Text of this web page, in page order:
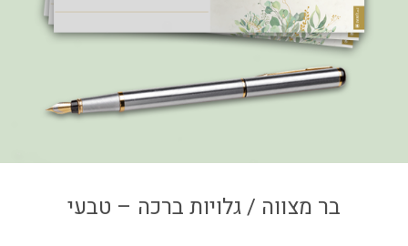
איזור אישי
בר מצווה / גלויות ברכה – טבעי